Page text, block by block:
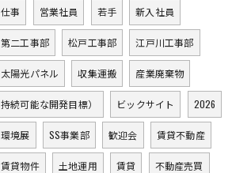
仕事 営業社員 若手 新入社員
第二工事部 松戸工事部 江戸川工事部
太陽光パネル 収集運搬 産業廃棄物
持続可能な開発目標） ビックサイト 2026
環境展 SS事業部 歓迎会 賃貸不動産
賃貸物件 土地運用 賃貸 不動産売買